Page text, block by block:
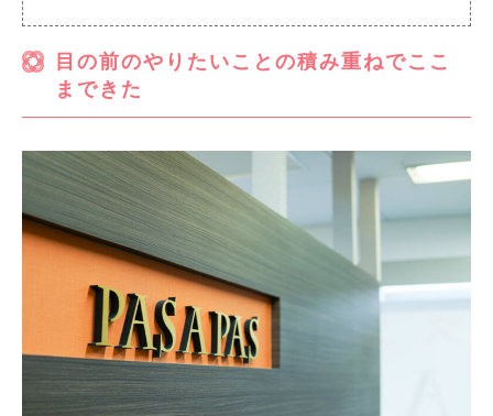
目の前のやりたいことの積み重ねでここ
まできた